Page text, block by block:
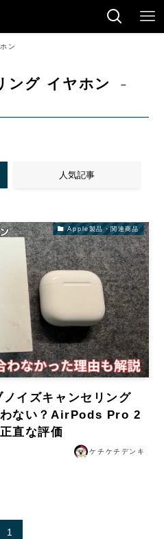
ン
ング イヤホン
–
人気記事
Apple製品・関連商品
イズキャンセリング
わない？AirPods Pro 2
直な評価
ケチケチデンキ
1